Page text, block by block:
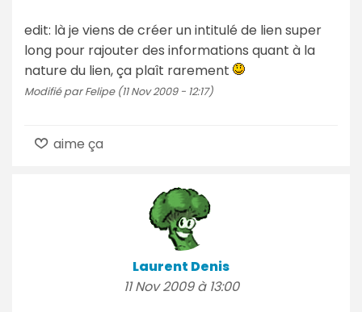
edit: là je viens de créer un intitulé de lien super
long pour rajouter des informations quant à la
nature du lien, ça plaît rarement
Modifié par Felipe (11 Nov 2009 - 12:17)
aime ça
Laurent Denis
11 Nov 2009 à 13:00